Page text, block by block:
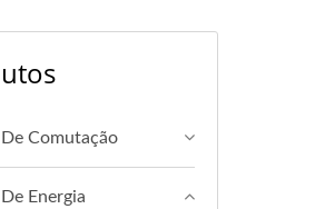
De Comutação
Energia